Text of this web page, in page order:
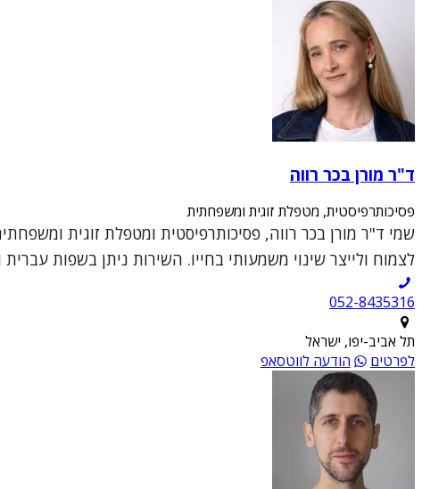
ד"ר מורן בכר רווה
פסיכותרפיסטית, מטפלת זוגית ומשפחתית
שמי ד"ר מורן בכר רווה, פסיכותרפיסטית ומטפלת זוגית
לצמוח ולייצר שינוי משמעותי בחייו. השירות ניתן בשפות
052-8435316
תל אביב-יפו, ישראל
לפרטים
הודעה לווטסאפ